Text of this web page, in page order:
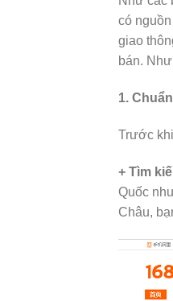
có
giao
bán.
1.
Trước
+ Tìm
Quốc
Châu,